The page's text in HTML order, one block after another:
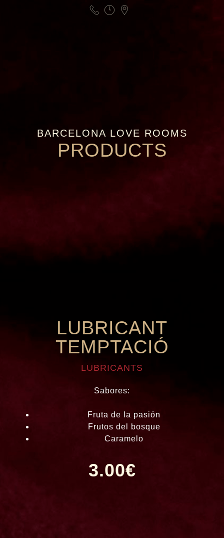
BARCELONA LOVE ROOMS
PRODUCTS
LUBRICANT
TEMPTACIÓ
LUBRICANTS
Sabores:
Fruta de la pasión
Frutos del bosque
Caramelo
3.00€